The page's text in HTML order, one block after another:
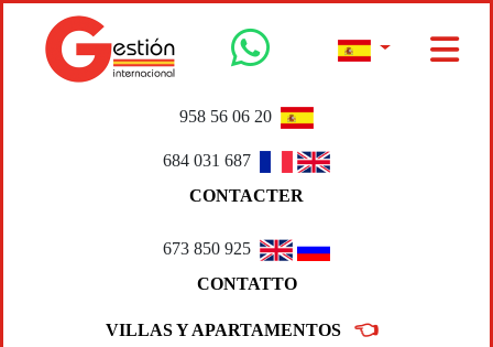
958 56 06 20
684 031 687
CONTACTER
673 850 925
CONTATTO
VILLAS Y APARTAMENTOS 👈